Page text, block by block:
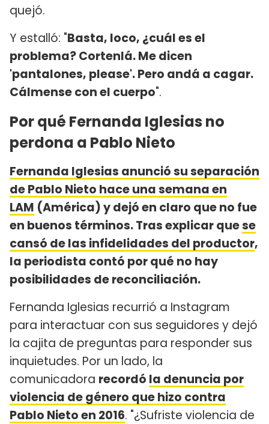
quejó.
Y estalló: "Basta, loco, ¿cuál es el
problema? Cortenlá. Me dicen
'pantalones, please'. Pero andá a cagar.
Cálmense con el cuerpo".
Por qué Fernanda Iglesias no
perdona a Pablo Nieto
Fernanda Iglesias anunció su separación
de Pablo Nieto hace una semana en
LAM (América) y dejó en claro que no fue
en buenos términos. Tras explicar quese
cansó de las infidelidades del productor,
la periodista contó por qué no hay
posibilidades de reconciliación.
Fernanda Iglesias recurrió a Instagram
para interactuar con sus seguidores y dejó
la cajita de preguntas para responder sus
inquietudes. Por un lado, la
comunicadora recordó la denuncia por
violencia de género que hizo contra
Pablo Nieto en 2016. "¿Sufriste violencia de